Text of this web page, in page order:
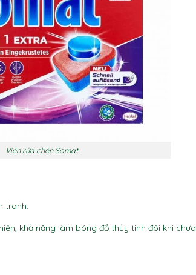
Viên rửa chén Somat
tranh.
khả năng làm bóng đồ thủy tinh đôi khi